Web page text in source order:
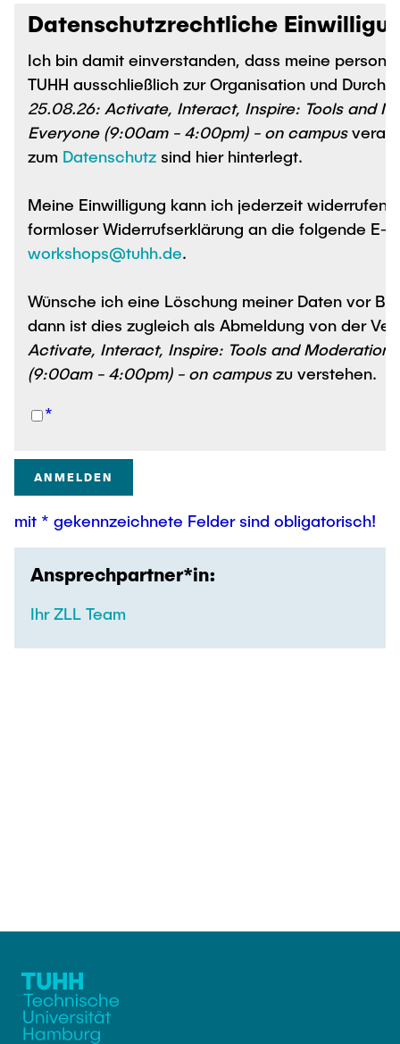
Datenschutzrechtliche
Ich bin damit einverstanden, dass meine
25.08.26: Activate, Interact, Inspire: Tools and
Everyone (9:00am - 4:00pm) - on campus
zum Datenschutz sind hier hinterlegt.
Meine Einwilligung kann ich jederzeit widerrufen.
formloser Widerrufserklärung an die folgende E-
workshops@tuhh.de.
Wünsche ich eine Löschung meiner Daten vor
dann ist dies zugleich als Abmeldung von der
Activate, Interact, Inspire: Tools and Moderation
(9:00am - 4:00pm) - on campuszu verstehen.
*
mit * gekennzeichnete Felder sind obligatorisch!
Ansprechpartner*in:
Ihr ZLL Team